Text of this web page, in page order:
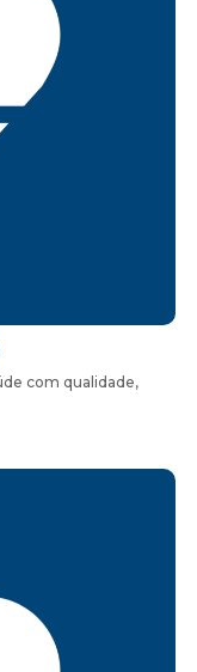
com qualidade,